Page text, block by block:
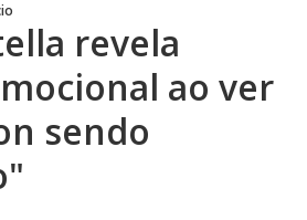
revela
ao ver
sendo